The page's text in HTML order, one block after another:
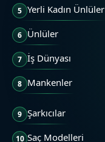
5 Yerli Kadın Ünlüler
6 Ünlüler
7 İş Dünyası
8 Mankenler
9 Şarkıcılar
10 Saç Modelleri